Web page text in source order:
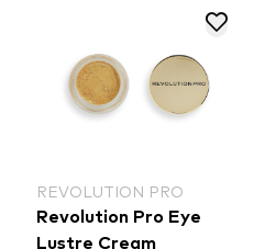
REVOLUTION PRO
Revolution Pro Eye
Lustre Cream